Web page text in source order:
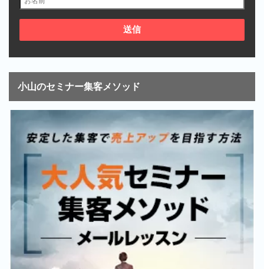
小山のセミナー集客メソッド